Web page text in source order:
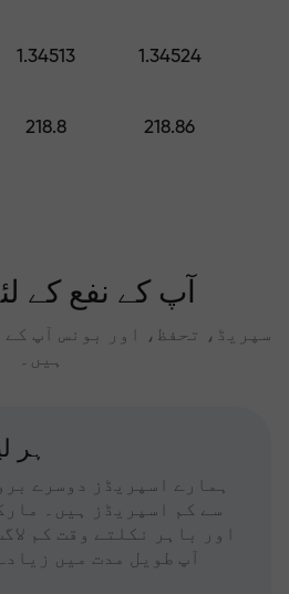
1.34513 1.34524
218.8 218.86
آپ کے نفع کے
سپریڈ، تحفظ، اور بونس آپ کے
ہیں۔
ہر
ہمارے اسپریڈز دوسرے
سے کم اسپریڈز ہیں۔
اور باہر نکلتے وقت کم
آپ طویل مدت میں